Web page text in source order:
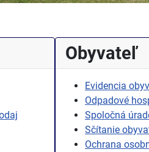
Obyvateľ
Evidencia
Odpadové
Spoločná
Sčítanie
Ochrana